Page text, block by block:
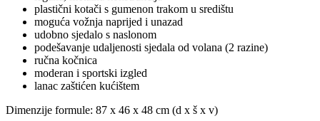
plastični kotači s gumenon trakom u središtu
moguća vožnja naprijed i unazad
udobno sjedalo s naslonom
podešavanje udaljenosti sjedala od volana (2 razine)
ručna kočnica
moderan i sportski izgled
lanac zaštićen kućištem
Dimenzije formule: 87 x 46 x 48 cm (d x š x v)